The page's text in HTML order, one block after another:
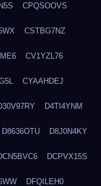
CPQSOOVS
CSTBG7NZ
CV1YZL76
CYAAHDEJ
D4TI4YNM
D8636OTU D8J0N4KY
DCPVX15S
DFQILEH0